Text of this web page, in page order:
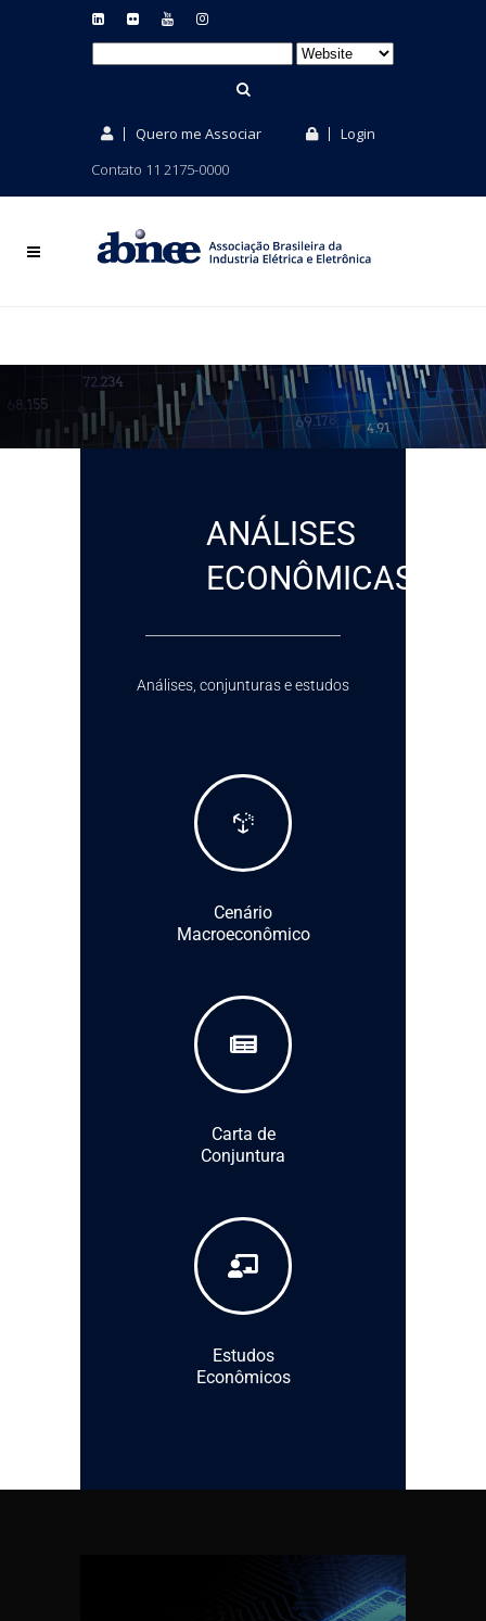
Quero me Associar
Login
Contato 11 2175-0000
ANÁLISES
ECONÔMICAS
Análises, conjunturas e estudos
Cenário
Macroeconômico
Carta de
Conjuntura
Estudos
Econômicos